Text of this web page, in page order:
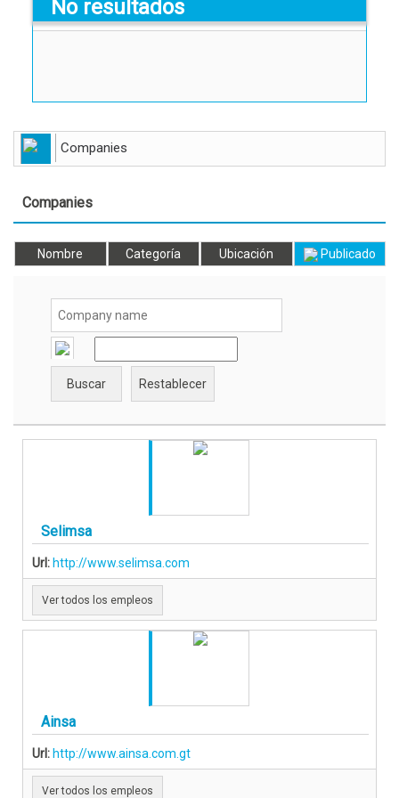
No resultados
Companies
Companies
Nombre Categoría Ubicación Publicado
Selimsa
Url: http://www.selimsa.com
Ver todos los empleos
Ainsa
Url: http://www.ainsa.com.gt
Ver todos los empleos